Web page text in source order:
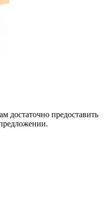
достаточно предоставить